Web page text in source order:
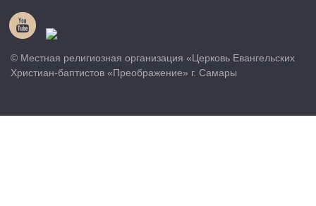
© Местная религиозная организация «Церковь Евангельских
Христиан-баптистов «Преображение» г. Самары